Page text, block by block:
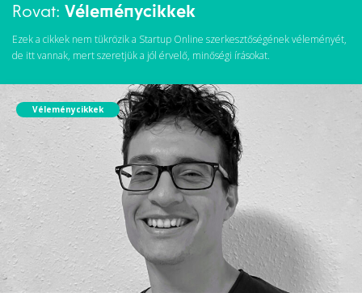
Rovat: Véleménycikkek
Ezek a cikkek nem tükrözik a Startup Online szerkesztőségének véleményét,
de itt vannak, mert szeretjük a jól érvelő, minőségi írásokat.
Véleménycikkek